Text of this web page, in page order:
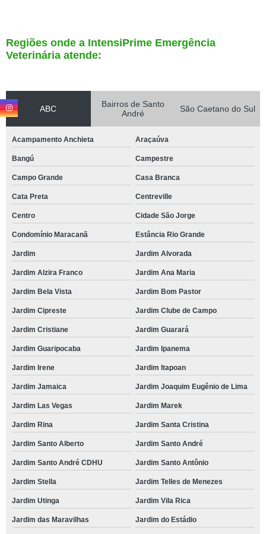
Regiões onde a IntensiPrime Emergência
Veterinária atende:
ABC
Bairros de Santo
André
São Caetano do Sul
Acampamento Anchieta Araçaúva
Bangú Campestre
Campo Grande Casa Branca
Cata Preta Centreville
Centro Cidade São Jorge
Condomínio Maracanã Estância Rio Grande
Jardim Jardim Alvorada
Jardim Alzira Franco Jardim Ana Maria
Jardim Bela Vista Jardim Bom Pastor
Jardim Cipreste Jardim Clube de Campo
Jardim Cristiane Jardim Guarará
Jardim Guaripocaba Jardim Ipanema
Jardim Irene Jardim Itapoan
Jardim Jamaica Jardim Joaquim Eugênio de Lima
Jardim Las Vegas Jardim Marek
Jardim Rina Jardim Santa Cristina
Jardim Santo Alberto Jardim Santo André
Jardim Santo André CDHU Jardim Santo Antônio
Jardim Stella Jardim Telles de Menezes
Jardim Utinga Jardim Vila Rica
Jardim das Maravilhas Jardim do Estádio